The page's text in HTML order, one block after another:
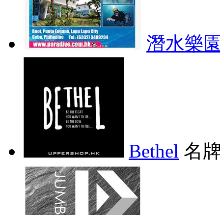
潛水樂
Bethel 名